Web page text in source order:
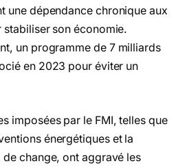
une dépendance chronique aux
son économie.
un programme de 7 milliards
en 2023 pour éviter un
imposées par le FMI, telles que
énergétiques et la
change, ont aggravé les